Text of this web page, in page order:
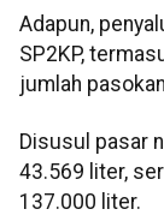
Adapun,
SP2KP,
jumlah
Disusul pasar
43.569 liter,
137.000 liter.